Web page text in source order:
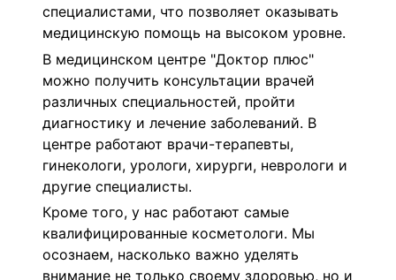
специалистами, что позволяет оказывать
медицинскую помощь на высоком уровне.
В медицинском центре "Доктор плюс"
можно получить консультации врачей
различных специальностей, пройти
диагностику и лечение заболеваний. В
центре работают врачи-терапевты,
гинекологи, урологи, хирурги, неврологи и
другие специалисты.
Кроме того, у нас работают самые
квалифицированные косметологи. Мы
осознаем, насколько важно уделять
внимание не только своему здоровью, но и